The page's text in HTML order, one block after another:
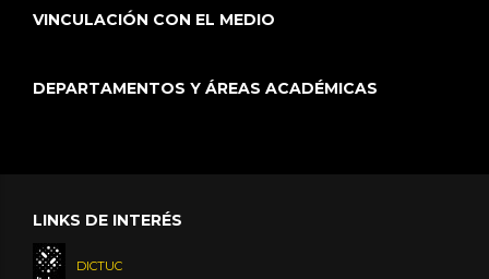
VINCULACIÓN CON EL MEDIO
DEPARTAMENTOS Y ÁREAS ACADÉMICAS
LINKS DE INTERÉS
DICTUC